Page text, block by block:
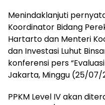
Menindaklanjuti
Koordinator Bidang
Hartarto dan Menteri
dan Investasi Luhut
konferensi pers
Jakarta, Minggu (25/07/
PPKM Level IV akan